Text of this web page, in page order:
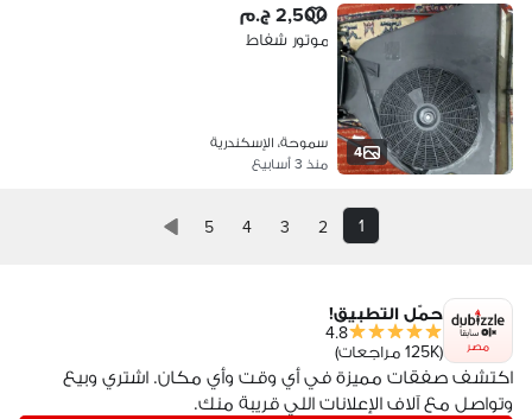
4
2,500 ج.م
موتور شفاط
سموحة، الإسكندرية
منذ 3 أسابيع
1
2
3
4
5
مصر
حمّل التطبيق!
4.8
(125K مراجعات)
اكتشف صفقات مميزة في أي وقت وأي مكان. اشتري وبيع
وتواصل مع آلاف الإعلانات اللي قريبة منك.